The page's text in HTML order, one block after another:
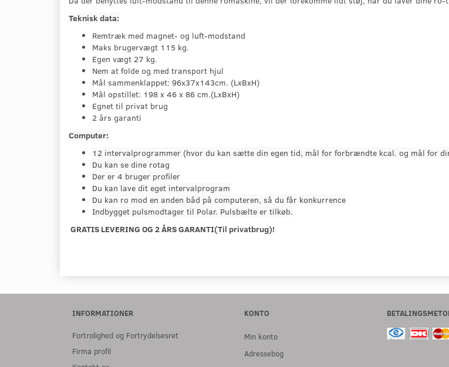
Teknisk data:
Remtræk med magnet- og luft-modstand
Maks brugervægt 115 kg.
Egen vægt 27 kg.
Nem at folde og med transport hjul
Mål sammenklappet: 96x37x143cm. (LxBxH)
Mål opstillet: 198 x 46 x 86 cm.(LxBxH)
Egnet til privat brug
2 års garanti
Computer:
12 intervalprogrammer (hvor du kan sætte din egen tid, mål for forbrændte kcal. og mål for
Du kan se dine rotag
Der er 4 bruger profiler
Du kan lave dit eget intervalprogram
Du kan ro mod en anden båd på computeren, så du får konkurrence
Indbygget pulsmodtager til Polar. Pulsbælte er tilkøb.
GRATIS LEVERING OG 2 ÅRS GARANTI(Til privatbrug)!
INFORMATIONER
Fortrolighed og Fortrydelsesret
Firma profil
KONTO
Min konto
Adressebog